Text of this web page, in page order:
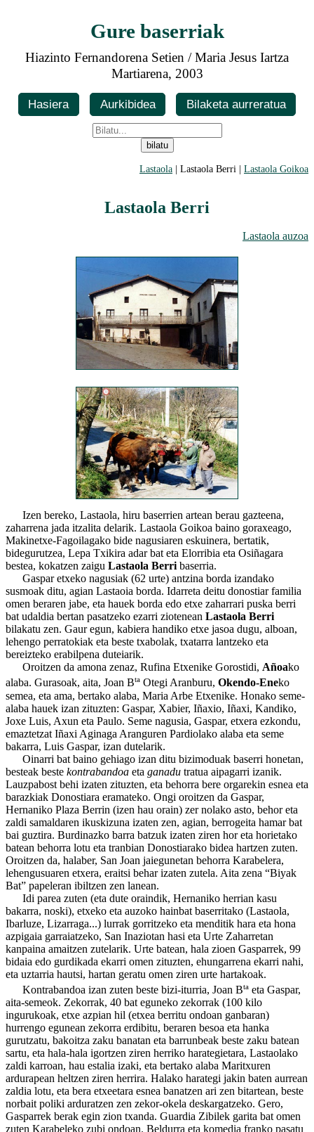
Gure baserriak
Hiazinto Fernandorena Setien / Maria Jesus Iartza
Martiarena, 2003
Hasiera Aurkibidea Bilaketa aurreratua
Lastaola | Lastaola Berri | Lastaola Goikoa
Lastaola Berri
Lastaola auzoa
Izen bereko, Lastaola, hiru baserrien artean berau gazteena,
zaharrena jada itzalita delarik. Lastaola Goikoa baino goraxeago,
Makinetxe-Fagoilagako bide nagusiaren eskuinera, bertatik,
bidegurutzea, Lepa Txikira adar bat eta Elorribia eta Osiñagara
bestea, kokatzen zaigu Lastaola Berri baserria.
Gaspar etxeko nagusiak (62 urte) antzina borda izandako
susmoak ditu, agian Lastaoia borda. Idarreta deitu donostiar familia
omen beraren jabe, eta hauek borda edo etxe zaharrari puska berri
bat udaldia bertan pasatzeko ezarri ziotenean Lastaola Berri
bilakatu zen. Gaur egun, kabiera handiko etxe jasoa dugu, alboan,
lehengo perratokiak eta beste txabolak, txatarra lantzeko eta
bereizteko erabilpena duteiarik.
Oroitzen da amona zenaz, Rufina Etxenike Gorostidi, Añoako
alaba. Gurasoak, aita, Joan Bta Otegi Aranburu, Okendo-Eneko
semea, eta ama, bertako alaba, Maria Arbe Etxenike. Honako seme-
alaba hauek izan zituzten: Gaspar, Xabier, Iñaxio, Iñaxi, Kandiko,
Joxe Luis, Axun eta Paulo. Seme nagusia, Gaspar, etxera ezkondu,
emaztetzat Iñaxi Aginaga Aranguren Pardiolako alaba eta seme
bakarra, Luis Gaspar, izan dutelarik.
Oinarri bat baino gehiago izan ditu bizimoduak baserri honetan,
besteak beste kontrabandoa eta ganadu tratua aipagarri izanik.
Lauzpabost behi izaten zituzten, eta behorra bere orgarekin esnea eta
barazkiak Donostiara eramateko. Ongi oroitzen da Gaspar,
Hernaniko Plaza Berrin (izen hau orain) zer nolako asto, behor eta
zaldi samaldaren ikuskizuna izaten zen, agian, berrogeita hamar bat
bai guztira. Burdinazko barra batzuk izaten ziren hor eta horietako
batean behorra lotu eta tranbian Donostiarako bidea hartzen zuten.
Oroitzen da, halaber, San Joan jaiegunetan behorra Karabelera,
lehengusuaren etxera, eraitsi behar izaten zutela. Aita zena “Biyak
Bat” papeleran ibiltzen zen lanean.
Idi parea zuten (eta dute oraindik, Hernaniko herrian kasu
bakarra, noski), etxeko eta auzoko hainbat baserritako (Lastaola,
Ibarluze, Lizarraga...) lurrak gorritzeko eta menditik hara eta hona
azpigaia garraiatzeko, San Inaziotan hasi eta Urte Zaharretan
kanpaina amaitzen zutelarik. Urte batean, hala zioen Gasparrek, 99
bidaia edo gurdikada ekarri omen zituzten, ehungarrena ekarri nahi,
eta uztarria hautsi, hartan geratu omen ziren urte hartakoak.
Kontrabandoa izan zuten beste bizi-iturria, Joan Bta eta Gaspar,
aita-semeok. Zekorrak, 40 bat eguneko zekorrak (100 kilo
ingurukoak, etxe azpian hil (etxea berritu ondoan ganbaran)
hurrengo egunean zekorra erdibitu, beraren besoa eta hanka
gurutzatu, bakoitza zaku banatan eta barrunbeak beste zaku batean
sartu, eta hala-hala igortzen ziren herriko harategietara, Lastaolako
zaldi karroan, hau estalia izaki, eta bertako alaba Maritxuren
ardurapean heltzen ziren herrira. Halako harategi jakin baten aurrean
zaldia lotu, eta bera etxeetara esnea banatzen ari zen bitartean, beste
norbait poliki arduratzen zen zekor-okela deskargatzeko. Gero,
Gasparrek berak egin zion txanda. Guardia Zibilek garita bat omen
zuten Karabeleko zubi ondoan. Beldurra eta komedia franko pasatu